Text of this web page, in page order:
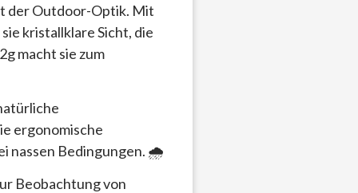
der Outdoor-Optik. Mit
kristallklare Sicht, die
macht sie zum
ergonomische
nassen Bedingungen. 🌧️
Beobachtung von